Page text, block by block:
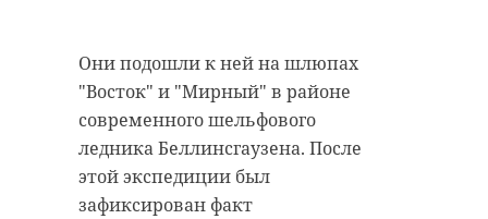
Они подошли к ней на шлюпах
"Восток" и "Мирный" в районе
современного шельфового
ледника Беллинсгаузена. После
этой экспедиции был
зафиксирован факт
РЕКОМЕНДУЕМ